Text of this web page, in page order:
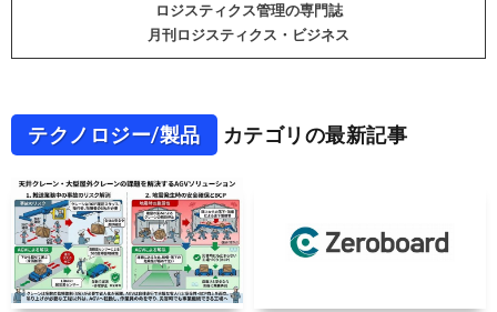
ロジスティクス管理の専門誌
月刊ロジスティクス・ビジネス
テクノロジー/製品 カテゴリの最新記事